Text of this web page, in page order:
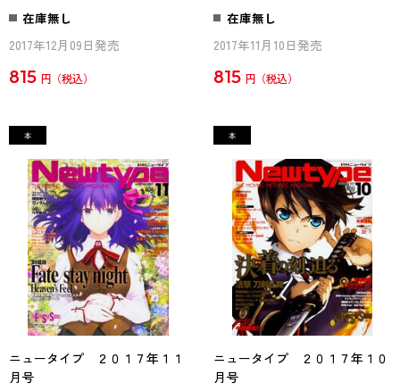
在庫無し
2017年12月09日発売
815 円
在庫無し
2017年11月10日発売
815 円
ニュータイプ ２０１７年１１
月号
ニュータイプ ２０１７年１０
月号